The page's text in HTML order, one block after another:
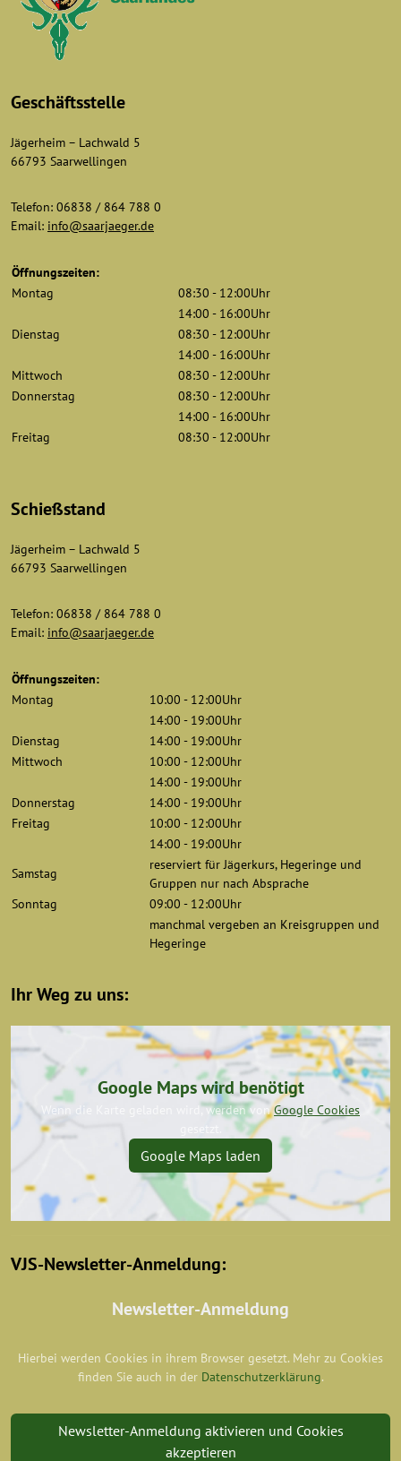
Geschäftsstelle
Jägerheim – Lachwald 5
66793 Saarwellingen
Telefon: 06838 / 864 788 0
Email: info@saarjaeger.de
Öffnungszeiten:
Montag
08:30 - 12:00Uhr
14:00 - 16:00Uhr
Dienstag
08:30 - 12:00Uhr
14:00 - 16:00Uhr
Mittwoch
08:30 - 12:00Uhr
Donnerstag
08:30 - 12:00Uhr
14:00 - 16:00Uhr
Freitag
08:30 - 12:00Uhr
Schießstand
Jägerheim – Lachwald 5
66793 Saarwellingen
Telefon: 06838 / 864 788 0
Email: info@saarjaeger.de
Öffnungszeiten:
Montag
10:00 - 12:00Uhr
14:00 - 19:00Uhr
Dienstag
14:00 - 19:00Uhr
Mittwoch
10:00 - 12:00Uhr
14:00 - 19:00Uhr
Donnerstag
14:00 - 19:00Uhr
Freitag
10:00 - 12:00Uhr
14:00 - 19:00Uhr
Samstag
reserviert für Jägerkurs, Hegeringe und
Gruppen nur nach Absprache
Sonntag
09:00 - 12:00Uhr
manchmal vergeben an Kreisgruppen und
Hegeringe
Ihr Weg zu uns:
Google Maps wird benötigt
Wenn die Karte geladen wird, werden vonGoogle Cookies
gesetzt.
Google Maps laden
VJS-Newsletter-Anmeldung:
Newsletter-Anmeldung
Hierbei werden Cookies in ihrem Browser gesetzt. Mehr zu Cookies
finden Sie auch in der Datenschutzerklärung.
Newsletter-Anmeldung aktivieren und Cookies
akzeptieren